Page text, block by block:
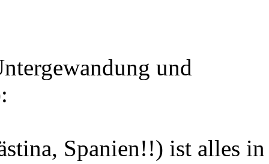
und
Spanien!!) ist alles in